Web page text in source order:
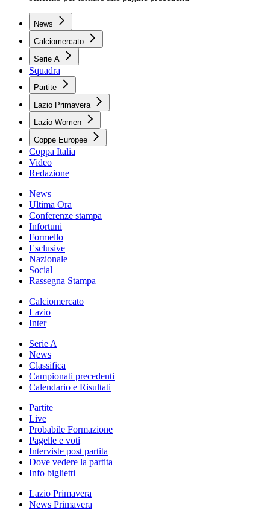
News
Calciomercato
Serie A
Squadra
Partite
Lazio Primavera
Lazio Women
Coppe Europee
Coppa Italia
Video
Redazione
News
Ultima Ora
Conferenze stampa
Infortuni
Formello
Esclusive
Nazionale
Social
Rassegna Stampa
Calciomercato
Lazio
Inter
Serie A
News
Classifica
Campionati precedenti
Calendario e Risultati
Partite
Live
Probabile Formazione
Pagelle e voti
Interviste post partita
Dove vedere la partita
Info biglietti
Lazio Primavera
News Primavera